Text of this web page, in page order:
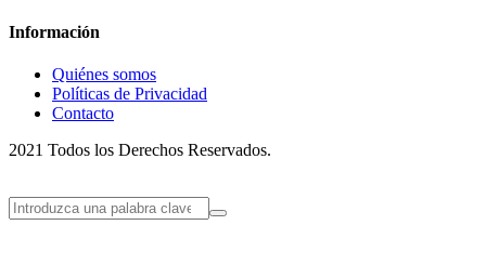
Información
Quiénes somos
Políticas de Privacidad
Contacto
2021 Todos los Derechos Reservados.